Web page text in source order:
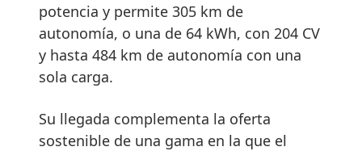
potencia y permite 305 km de
autonomía, o una de 64 kWh, con 204 CV
y hasta 484 km de autonomía con una
sola carga.
Su llegada complementa la oferta
sostenible de una gama en la que el